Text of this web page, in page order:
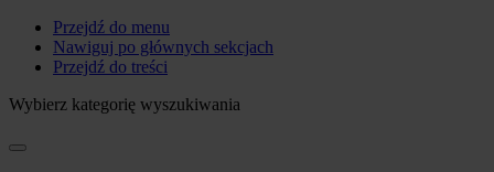
Przejdź do menu
Nawiguj po głównych sekcjach
Przejdź do treści
Wybierz kategorię wyszukiwania